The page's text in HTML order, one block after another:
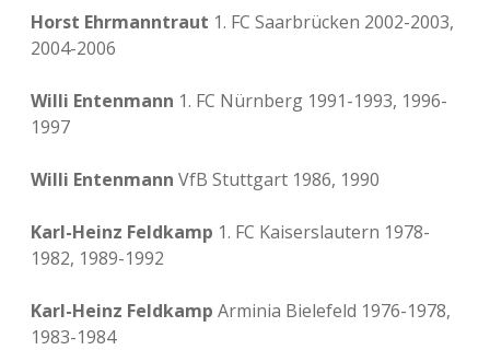
Horst Ehrmanntraut 1. FC Saarbrücken 2002-2003,
2004-2006
Willi Entenmann 1. FC Nürnberg 1991-1993, 1996-
1997
Willi Entenmann VfB Stuttgart 1986, 1990
Karl-Heinz Feldkamp 1. FC Kaiserslautern 1978-
1982, 1989-1992
Karl-Heinz Feldkamp Arminia Bielefeld 1976-1978,
1983-1984